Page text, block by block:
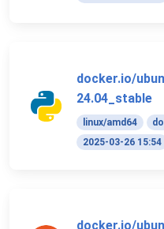
docker.io/
24.04_stable
linux/amd64
2025-03-26 15:54
docker.io/